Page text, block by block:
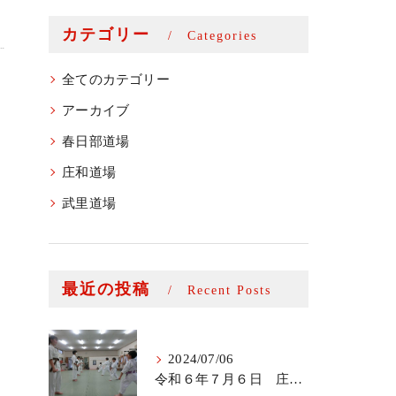
カテゴリー Categories
全てのカテゴリー
アーカイブ
春日部道場
庄和道場
武里道場
最近の投稿 Recent Posts
2024/07/06
令和６年７月６日 庄和道場少年部